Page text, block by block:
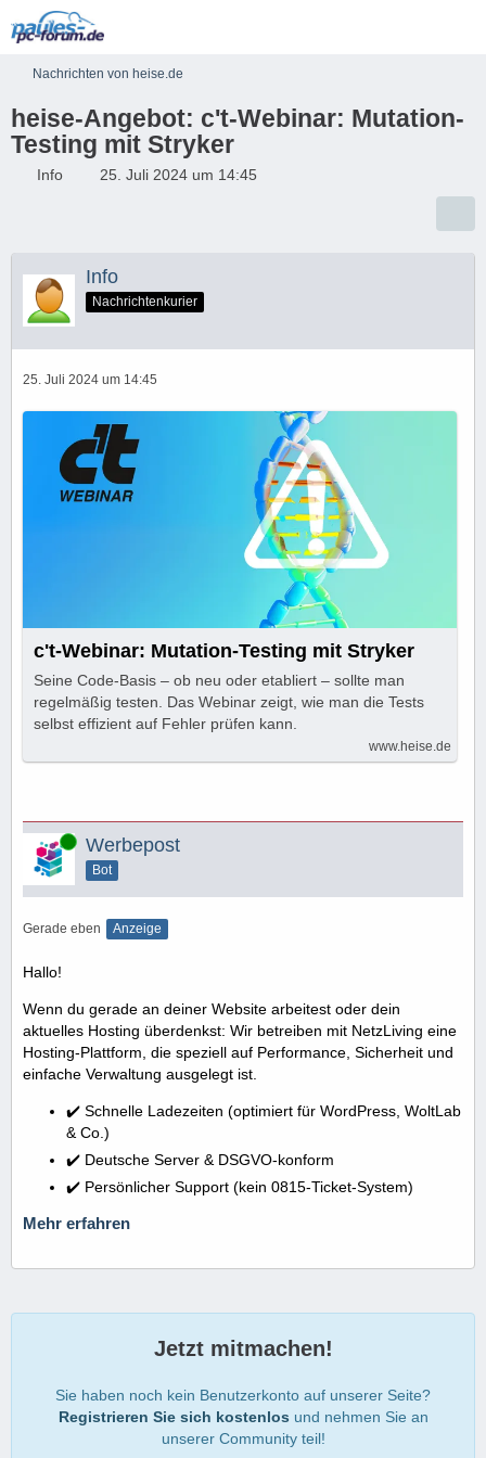
Nachrichten von heise.de
heise-Angebot: c't-Webinar: Mutation-
Testing mit Stryker
Info 25. Juli 2024 um 14:45
Info
Nachrichtenkurier
25. Juli 2024 um 14:45
c't-Webinar: Mutation-Testing mit Stryker
Seine Code-Basis – ob neu oder etabliert – sollte man
regelmäßig testen. Das Webinar zeigt, wie man die Tests
selbst effizient auf Fehler prüfen kann.
www.heise.de
Online Werbepost
Bot
Gerade eben Anzeige
Hallo!
Wenn du gerade an deiner Website arbeitest oder dein
aktuelles Hosting überdenkst: Wir betreiben mit NetzLiving eine
Hosting-Plattform, die speziell auf Performance, Sicherheit und
einfache Verwaltung ausgelegt ist.
✔️ Schnelle Ladezeiten (optimiert für WordPress, WoltLab
& Co.)
✔️ Deutsche Server & DSGVO-konform
✔️ Persönlicher Support (kein 0815-Ticket-System)
Mehr erfahren
Jetzt mitmachen!
Sie haben noch kein Benutzerkonto auf unserer Seite?
Registrieren Sie sich kostenlos und nehmen Sie an
unserer Community teil!